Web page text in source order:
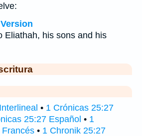
Eliathah, his sons and his
• 1 Crónicas 25:27
25:27 Español • 1
• 1 Chronik 25:27